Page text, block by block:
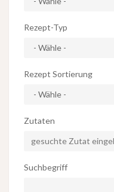
Rezept-Typ
Rezept Sortierung
Zutaten
Suchbegriff